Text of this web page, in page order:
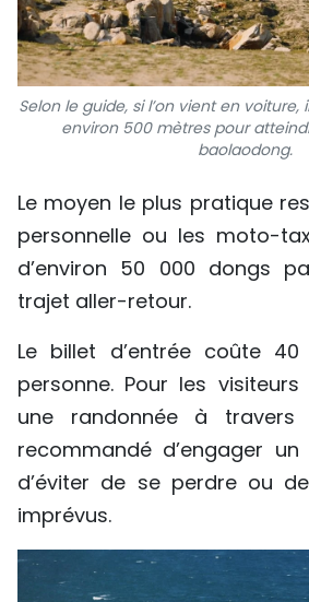
Selon le guide, si l’on vient en
environ 500 mètres pour
baolaodong.
Le moyen le plus pratique
personnelle ou les moto-
d’environ 50 000 dongs
trajet aller-retour.
Le billet d’entrée coûte
personne. Pour les
une randonnée à
recommandé d’engager
d’éviter de se perdre ou
imprévus.